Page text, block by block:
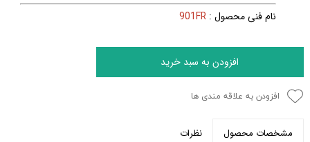
نام فنی محصول : 901FR
افزودن به سبد خرید
افزودن به علاقه مندی ها
مشخصات محصول نظرات